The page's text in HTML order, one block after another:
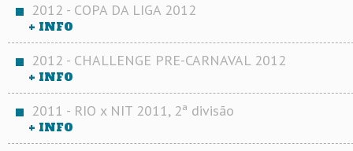
2012 - COPA DA LIGA 2012
+ INFO
2012 - CHALLENGE PRE-CARNAVAL 2012
+ INFO
2011 - RIO x NIT 2011, 2ª divisão
+ INFO